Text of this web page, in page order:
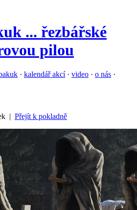
... řezbářské
pilou
· kalendář akcí· video · o nás ·
| Přejít k pokladně